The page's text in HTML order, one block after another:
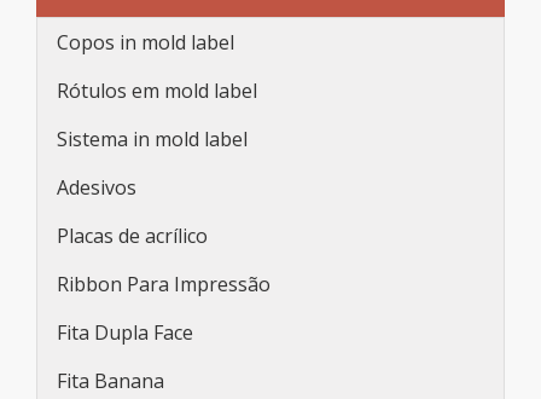
Copos in mold label
Rótulos em mold label
Sistema in mold label
Adesivos
Placas de acrílico
Ribbon Para Impressão
Fita Dupla Face
Fita Banana